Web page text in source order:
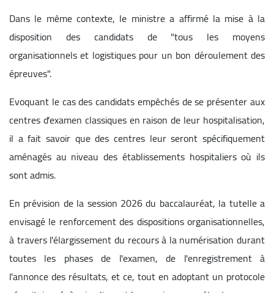
Dans le même contexte, le ministre a affirmé la mise à la
disposition des candidats de "tous les moyens
organisationnels et logistiques pour un bon déroulement des
épreuves".
Evoquant le cas des candidats empêchés de se présenter aux
centres d'examen classiques en raison de leur hospitalisation,
il a fait savoir que des centres leur seront spécifiquement
aménagés au niveau des établissements hospitaliers où ils
sont admis.
En prévision de la session 2026 du baccalauréat, la tutelle a
envisagé le renforcement des dispositions organisationnelles,
à travers l'élargissement du recours à la numérisation durant
toutes les phases de l'examen, de l'enregistrement à
l'annonce des résultats, et ce, tout en adoptant un protocole